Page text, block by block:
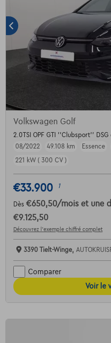
Volkswagen Golf
2.0TSI OPF GTI ''Clubsport'' DSG
08/2022
49.108 km Essence
221 kW ( 300 CV )
€33.900 1
Dès €650,50/mois et une
€9.125,50
Découvrez l’exemple chiffré complet
3390 Tielt-Winge,
Comparer
Voir le